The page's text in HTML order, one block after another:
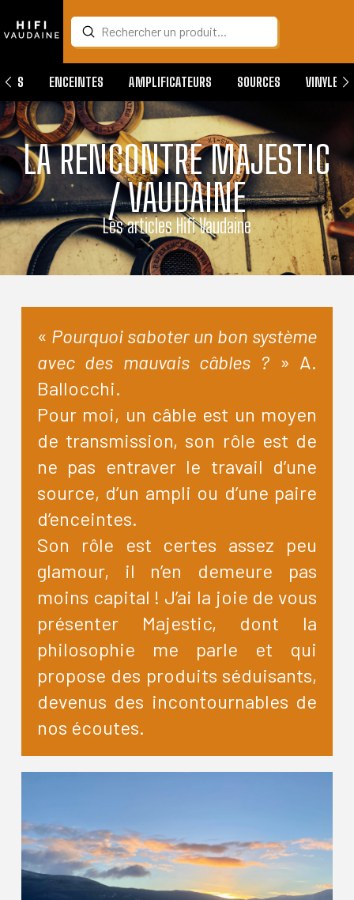
Search
Submit
ENCEINTES AMPLIFICATEURS SOURCES VINYLES
LA RENCONTRE MAJESTIC
/ VAUDAINE
Les articles Hifi Vaudaine
« Pourquoi saboter un bon système
avec des mauvais câbles ? » A.
Ballocchi.
Pour moi, un câble est un moyen
de transmission, son rôle est de
ne pas entraver le travail d’une
source, d’un ampli ou d’une paire
d’enceintes.
Son rôle est certes assez peu
glamour, il n’en demeure pas
moins capital ! J’ai la joie de vous
présenter Majestic, dont la
philosophie me parle et qui
propose des produits séduisants,
devenus des incontournables de
nos écoutes.